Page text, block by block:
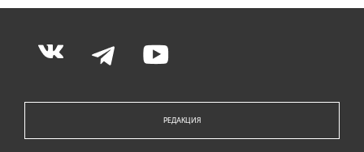
РЕДАКЦИЯ